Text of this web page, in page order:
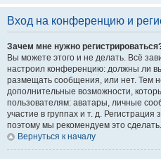
Вход на конференцию и
Зачем мне нужно
Вы можете этого и не делать. Всё
настроил конференцию: должны ли
размещать сообщения, или нет. Тем
дополнительные возможности,
пользователям: аватары, личные
участие в группах и т. д. Регистрация
поэтому мы рекомендуем это сделать.
Вернуться к началу